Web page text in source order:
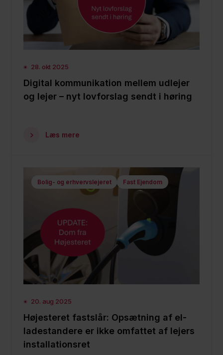
28. okt 2025
Digital kommunikation mellem udlejer
og lejer – nyt lovforslag sendt i høring
Læs mere
Bolig- og erhvervslejeret Fast Ejendom
20. aug 2025
Højesteret fastslår: Opsætning af el-
ladestandere er ikke omfattet af lejers
installationsret